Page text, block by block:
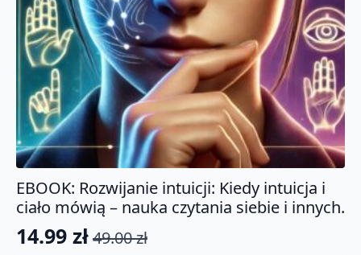
EBOOK: Rozwijanie intuicji: Kiedy intuicja i
ciało mówią – nauka czytania siebie i innych.
49.00zł
Pierwotna
14.99 zł
Aktualna